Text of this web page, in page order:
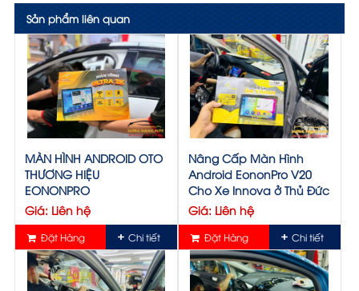
Sản phẩm liên quan
MÀN HÌNH ANDROID OTO
THƯƠNG HIỆU
EONONPRO
Giá: Liên hệ
Đặt Hàng Chi tiết
Nâng Cấp Màn Hình
Android EononPro V20
Cho Xe Innova ở Thủ Đức
Giá: Liên hệ
Đặt Hàng Chi tiết